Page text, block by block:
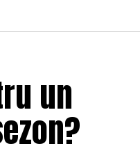
un